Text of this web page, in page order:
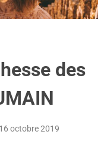
des
16 octobre 2019